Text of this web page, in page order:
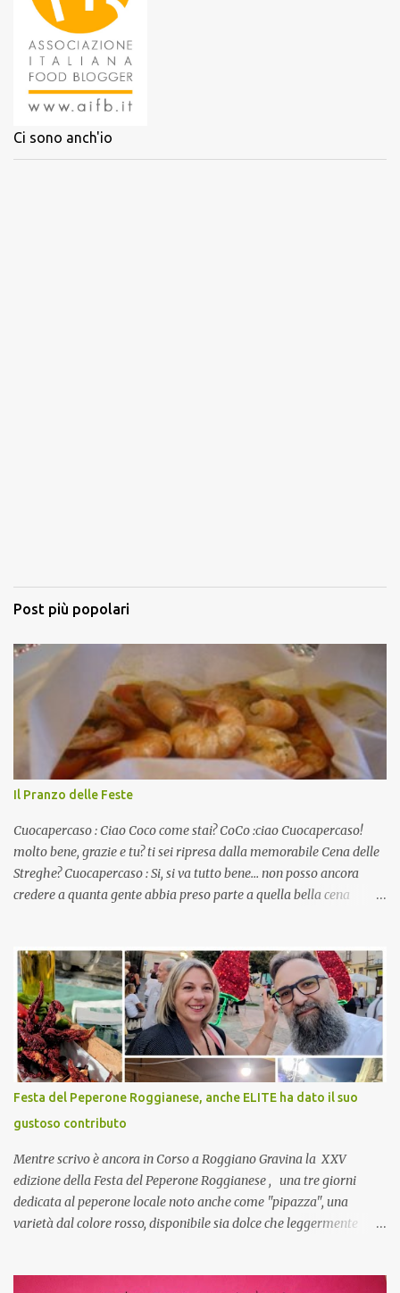
Ci sono anch'io
Post più popolari
Il Pranzo delle Feste
Cuocapercaso : Ciao Coco come stai? CoCo :ciao Cuocapercaso!
molto bene, grazie e tu? ti sei ripresa dalla memorabile Cena delle
Streghe? Cuocapercaso : Si, si va tutto bene… non posso ancora
credere a quanta gente abbia preso parte a quella bella cena
pranzo, racconta un po'! Perchè io avrò ospiti e cerco degli spunti...
Cuocapercaso : A dire il vero domenica prossima non preparo
nulla perché vado al Pranzo Aziendale di fine anno organizzato dai
mie capi! CoCo : Pranzo aziendale? Una bella idea! Cuocapercaso :
si, è un modo per riunirsi tutti a fine anno e tirare le somme…
naturalmente mangiando tutti insieme, con grande convivialità!
CoCo : è naturale il cibo, come sappiamo bene, funziona spesso da
collante e anche nel lavoro riesce a creare spesso l’ambiente
favorevole per molte belle opportunità, non trovi? Cuocapercaso :
Si, concordo! …addirittura si dice...
Festa del Peperone Roggianese, anche ELITE ha dato il suo
gustoso contributo
Mentre scrivo è ancora in Corso a Roggiano Gravina la XXV
edizione della Festa del Peperone Roggianese , una tre giorni
dedicata al peperone locale noto anche come "pipazza", una
varietà dal colore rosso, disponibile sia dolce che leggermente
(Pat) della Calabria. Un ingrediente versatile in cucina, utilizzato